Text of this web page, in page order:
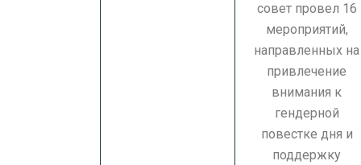
совет провел 16
мероприятий,
направленных на
привлечение
внимания к
гендерной
повестке дня и
поддержку